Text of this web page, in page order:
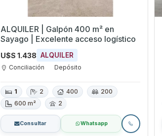
ALQUILER | Galpón 400 m² en
Sayago | Excelente acceso logístico
U$S 1.438 ALQUILER
Conciliación Depósito
1 2 400
200
600 m²
2
Consultar Whatsapp